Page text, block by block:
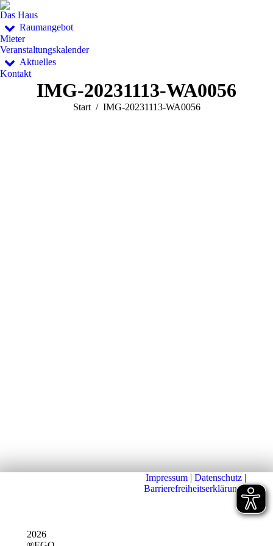
Das Haus
Raumangebot
Mieter
Veranstaltungskalender
Aktuelles
Kontakt
IMG-20231113-WA0056
Sie befinden sich hier:
Start IMG-20231113-WA0056
2026
Impressum | Datenschutz |
Barrierefreiheitserklärung|